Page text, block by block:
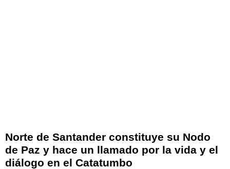
Norte de Santander constituye su Nodo
de Paz y hace un llamado por la vida y el
diálogo en el Catatumbo